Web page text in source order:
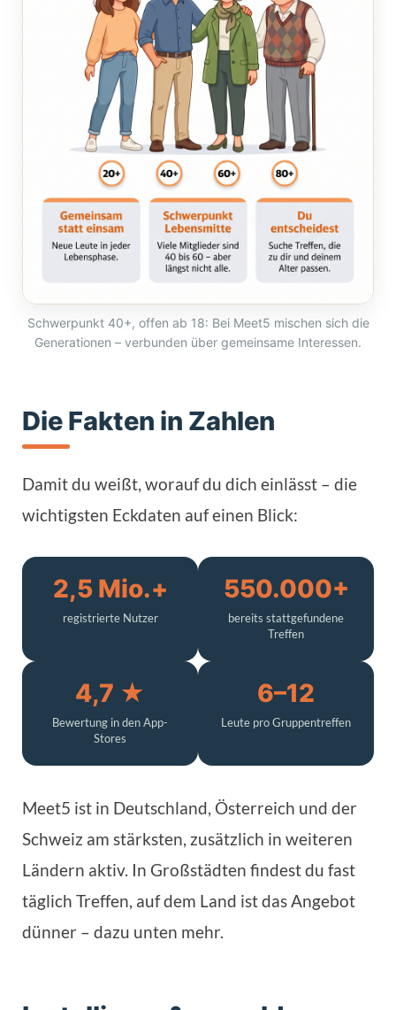
Schwerpunkt 40+, offen ab 18: Bei Meet5 mischen sich die
Generationen – verbunden über gemeinsame Interessen.
Die Fakten in Zahlen
Damit du weißt, worauf du dich einlässt – die
wichtigsten Eckdaten auf einen Blick:
2,5 Mio.+
registrierte Nutzer
550.000+
bereits stattgefundene
Treffen
4,7 ★
Bewertung in den App-
Stores
6–12
Leute pro Gruppentreffen
Meet5 ist in Deutschland, Österreich und der
Schweiz am stärksten, zusätzlich in weiteren
Ländern aktiv. In Großstädten findest du fast
täglich Treffen, auf dem Land ist das Angebot
dünner – dazu unten mehr.